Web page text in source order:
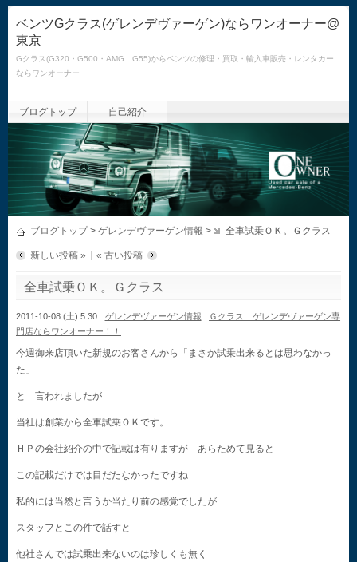
ベンツGクラス(ゲレンデヴァーゲン)ならワンオーナー@
東京
Gクラス(G320・G500・AMG G55)からベンツの修理・買取・輸入車販売・レンタカー
ならワンオーナー
ブログトップ 自己紹介
ブログトップ> ゲレンデヴァーゲン情報 > 全車試乗ＯＫ。Ｇクラス
新しい投稿 » « 古い投稿
全車試乗ＯＫ。Ｇクラス
2011-10-08 (土) 5:30 ゲレンデヴァーゲン情報
Ｇクラス ゲレンデヴァーゲン専
門店ならワンオーナー！！
今週御来店頂いた新規のお客さんから「まさか試乗出来るとは思わなかっ
た」
と 言われましたが
当社は創業から全車試乗ＯＫです。
ＨＰの会社紹介の中で記載は有りますが あらためて見ると
この記載だけでは目だたなかったですね
私的には当然と言うか当たり前の感覚でしたが
スタッフとこの件で話すと
他社さんでは試乗出来ないのは珍しくも無く